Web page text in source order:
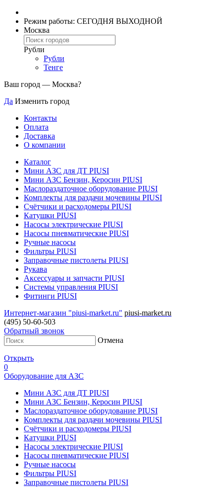
Режим работы: СЕГОДНЯ ВЫХОДНОЙ
Москва
Рубли
Рубли
Тенге
Ваш город — Москва?
Да Изменить город
Контакты
Оплата
Доставка
О компании
Каталог
Мини АЗС для ДТ PIUSI
Мини АЗС Бензин, Керосин PIUSI
Маслораздаточное оборудование PIUSI
Комплекты для раздачи мочевины PIUSI
Счётчики и расходомеры PIUSI
Катушки PIUSI
Насосы электрические PIUSI
Насосы пневматические PIUSI
Ручные насосы
Фильтры PIUSI
Заправочные пистолеты PIUSI
Рукава
Аксессуары и запчасти PIUSI
Системы управления PIUSI
Фитинги PIUSI
Интернет-магазин "piusi-market.ru" piusi-market.ru
(495) 50-60-503
Обратный звонок
Отмена
Открыть
0
Оборудование для АЗС
Мини АЗС для ДТ PIUSI
Мини АЗС Бензин, Керосин PIUSI
Маслораздаточное оборудование PIUSI
Комплекты для раздачи мочевины PIUSI
Счётчики и расходомеры PIUSI
Катушки PIUSI
Насосы электрические PIUSI
Насосы пневматические PIUSI
Ручные насосы
Фильтры PIUSI
Заправочные пистолеты PIUSI